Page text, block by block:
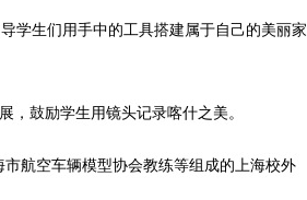
学生们用手中的工具搭建属于自己的美丽家
鼓励学生用镜头记录喀什之美。
航空车辆模型协会教练等组成的上海校外